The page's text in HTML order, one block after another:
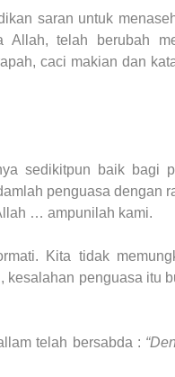
saran untuk
Allah, telah berubah
caci makian dan
sedikitpun baik bagi
penguasa dengan
… ampunilah kami.
Kita tidak
kesalahan penguasa itu
telah bersabda :